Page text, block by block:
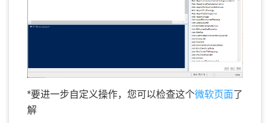
*要进一步自定义操作，您可以检查这个微软页面了
解